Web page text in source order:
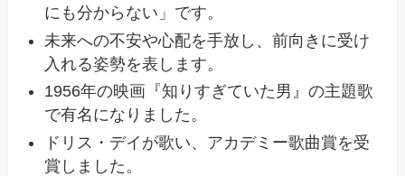
にも分からない」です。
未来への不安や心配を手放し、前向きに受け
入れる姿勢を表します。
1956年の映画『知りすぎていた男』の主題歌
で有名になりました。
ドリス・デイが歌い、アカデミー歌曲賞を受
賞しました。